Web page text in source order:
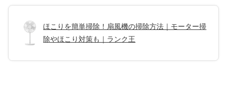
ほこりを簡単掃除！扇風機の掃除方法｜モーター掃
除やほこり対策も｜ランク王